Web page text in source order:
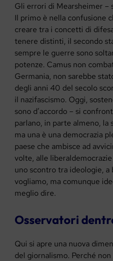
Gli errori di Mearsheimer –
Il primo è nella confusione
creare tra i concetti di
tenere distinti, il secondo
sempre le guerre sono
potenze. Camus non
Germania, non sarebbe
degli anni 40 del secolo
il nazifascismo. Oggi,
sono d’accordo – si
parlano, in parte almeno, la
ma una è una democrazia
paese che ambisce ad
volte, alle
uno scontro tra ideologie, a
vogliamo, ma comunque
meglio dire.
Osservatori
Qui si apre una nuova
del giornalismo. Perché